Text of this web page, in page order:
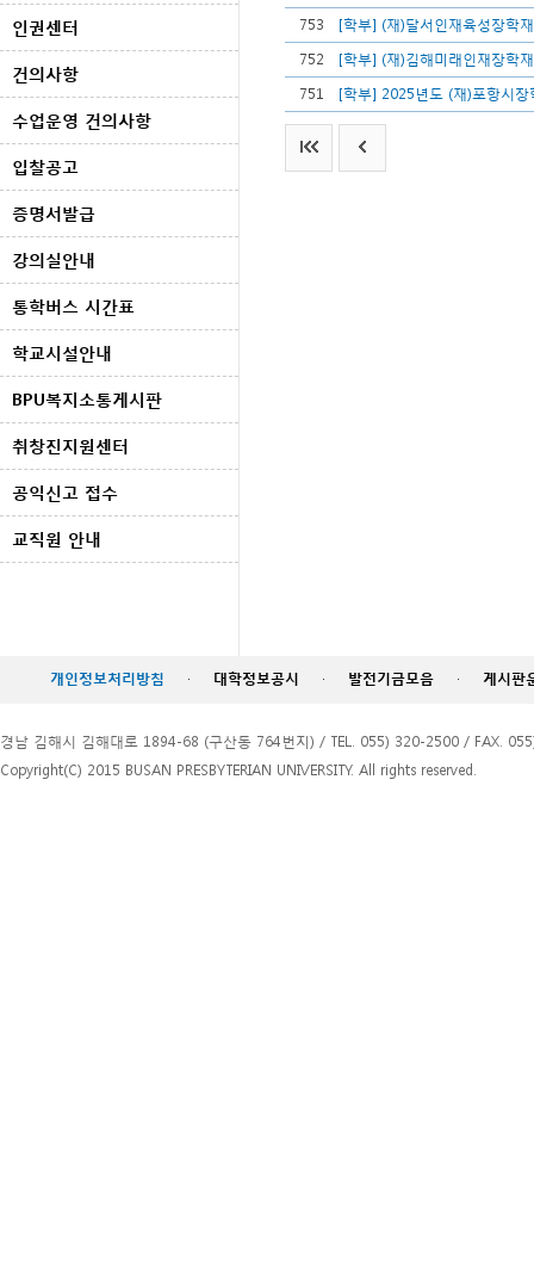
인권센터
건의사항
수업운영 건의사항
입찰공고
증명서발급
강의실안내
통학버스 시간표
학교시설안내
BPU복지소통게시판
취창진지원센터
공익신고 접수
교직원 안내
753
[학부] (재)달서인재육성장학
752
[학부] (재)김해미래인재장학
751
[학부] 2025년도 (재)포항시
개인정보처리방침 · 대학정보공시 · 발전기금모음 · 게시판
경남 김해시 김해대로 1894-68 (구산동 764번지) / TEL. 055) 320-2500 / FAX.
Copyright(C) 2015 BUSAN PRESBYTERIAN UNIVERSITY. All rights reserved.